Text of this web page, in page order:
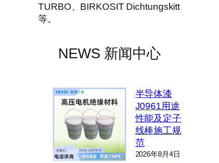
TURBO、BIRKOSIT Dichtungskitt
等。
NEWS 新闻中心
半导体漆
J0961用途
性能及定子
线棒施工规
范
2026年8月4日